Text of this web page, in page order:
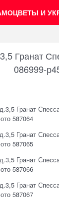
И
Гранат
086999-